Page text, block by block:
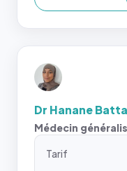
Dr Hanane Batta
Médecin
Tarif